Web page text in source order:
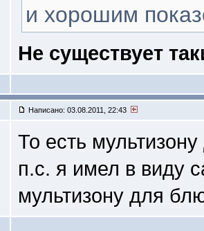
и хорошим
Не существует
Написано: 03.08.2011, 22:43
То есть
п.с. я имел в виду
мультизону для